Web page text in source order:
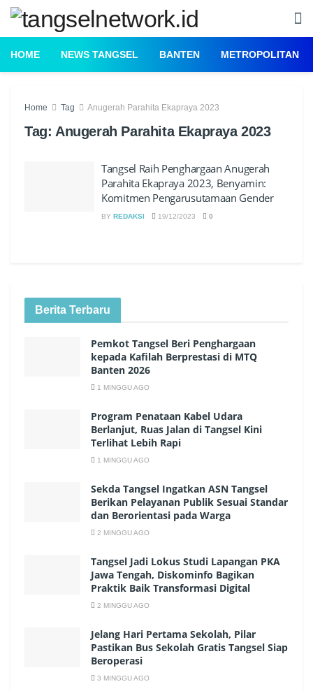
HOME NEWS TANGSEL BANTEN METROPOLITAN
Home Tag Anugerah Parahita Ekapraya 2023
Tag: Anugerah Parahita Ekapraya 2023
Tangsel Raih Penghargaan Anugerah
Parahita Ekapraya 2023, Benyamin:
Komitmen Pengarusutamaan Gender
BY REDAKSI 19/12/2023 0
Berita Terbaru
Pemkot Tangsel Beri Penghargaan
kepada Kafilah Berprestasi di MTQ
Banten 2026
1 MINGGU AGO
Program Penataan Kabel Udara
Berlanjut, Ruas Jalan di Tangsel Kini
Terlihat Lebih Rapi
1 MINGGU AGO
Sekda Tangsel Ingatkan ASN Tangsel
Berikan Pelayanan Publik Sesuai Standar
dan Berorientasi pada Warga
2 MINGGU AGO
Tangsel Jadi Lokus Studi Lapangan PKA
Jawa Tengah, Diskominfo Bagikan
Praktik Baik Transformasi Digital
2 MINGGU AGO
Jelang Hari Pertama Sekolah, Pilar
Pastikan Bus Sekolah Gratis Tangsel Siap
Beroperasi
3 MINGGU AGO